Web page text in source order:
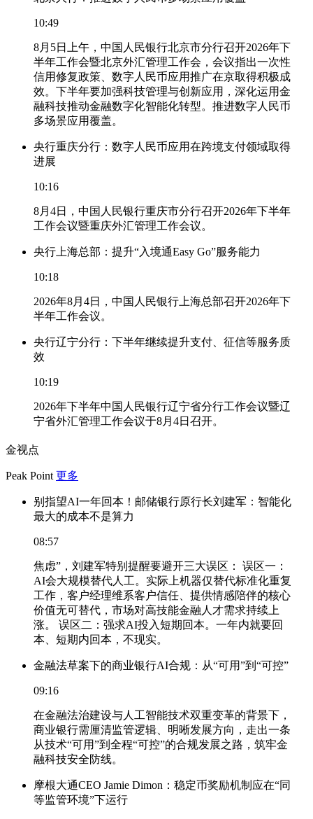
10:49
8月5日上午，中国人民银行北京市分行召开2026年下
半年工作会暨北京外汇管理工作会，会议指出一次性
信用修复政策、数字人民币应用推广在京取得积极成
效。下半年要加强科技管理与创新应用，深化运用金
融科技推动金融数字化智能化转型。推进数字人民币
多场景应用覆盖。
央行重庆分行：数字人民币应用在跨境支付领域取得
进展
10:16
8月4日，中国人民银行重庆市分行召开2026年下半年
工作会议暨重庆外汇管理工作会议。
央行上海总部：提升“入境通Easy Go”服务能力
10:18
2026年8月4日，中国人民银行上海总部召开2026年下
半年工作会议。
央行辽宁分行：下半年继续提升支付、征信等服务质
效
10:19
2026年下半年中国人民银行辽宁省分行工作会议暨辽
宁省外汇管理工作会议于8月4日召开。
金视点
Peak Point 更多
别指望AI一年回本！邮储银行原行长刘建军：智能化
最大的成本不是算力
08:57
焦虑”，刘建军特别提醒要避开三大误区： 误区一：
AI会大规模替代人工。实际上机器仅替代标准化重复
工作，客户经理维系客户信任、提供情感陪伴的核心
价值无可替代，市场对高技能金融人才需求持续上
涨。 误区二：强求AI投入短期回本。一年内就要回
本、短期内回本，不现实。
金融法草案下的商业银行AI合规：从“可用”到“可控”
09:16
在金融法治建设与人工智能技术双重变革的背景下，
商业银行需厘清监管逻辑、明晰发展方向，走出一条
从技术“可用”到全程“可控”的合规发展之路，筑牢金
融科技安全防线。
摩根大通CEO Jamie Dimon：稳定币奖励机制应在“同
等监管环境”下运行